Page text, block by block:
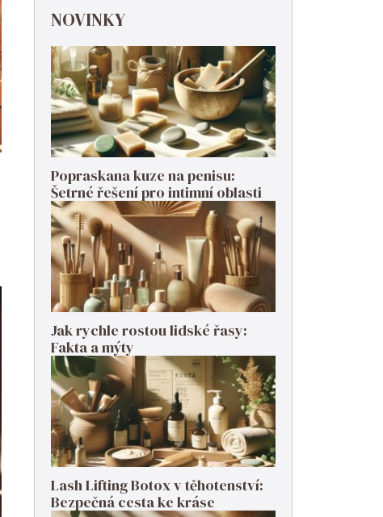
NOVINKY
Popraskana kuze na penisu:
Šetrné řešení pro intimní oblasti
Jak rychle rostou lidské řasy:
Fakta a mýty
Lash Lifting Botox v těhotenství:
Bezpečná cesta ke kráse